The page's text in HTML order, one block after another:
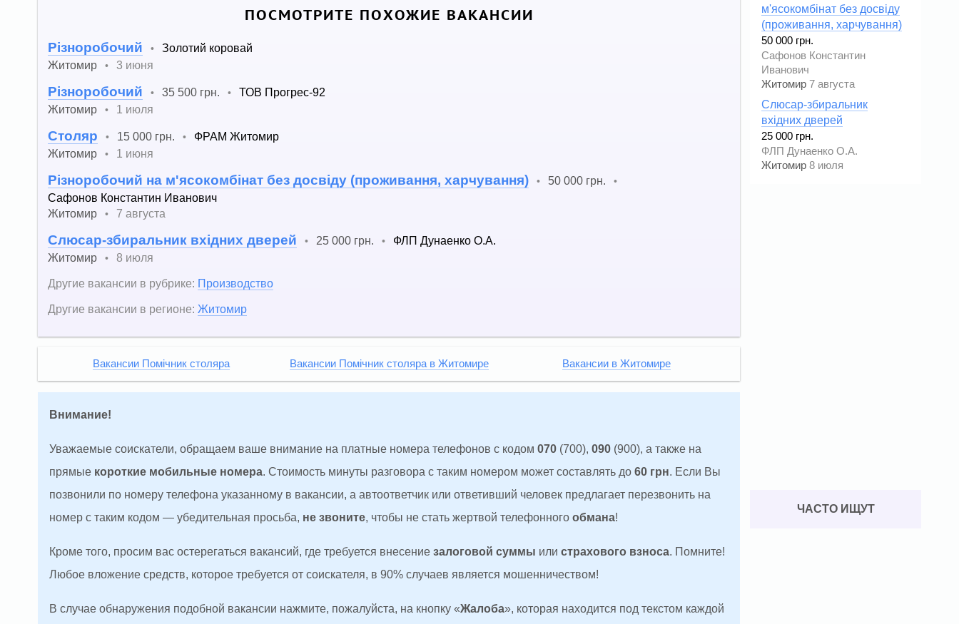
ПОСМОТРИТЕ ПОХОЖИЕ ВАКАНСИИ
Різноробочий •
Золотий коровай
Житомир
• 3 июня
Різноробочий • 35 500 грн. •
ТОВ Прогрес-92
Житомир
• 1 июля
Столяр • 15 000 грн. •
ФРАМ Житомир
Житомир
• 1 июня
Різноробочий на м'ясокомбінат без досвіду (проживання, харчування) • 50 000 грн. •
Сафонов Константин Иванович
Житомир
• 7 августа
Слюсар-збиральник вхідних дверей • 25 000 грн. •
ФЛП Дунаенко О.А.
Житомир
•
8 июля
Другие вакансии в рубрике: Производство
Другие вакансии в регионе: Житомир
Вакансии Помічник столяра Вакансии Помічник столяра в Житомире Вакансии в Житомире
Внимание!
Уважаемые соискатели, обращаем ваше внимание на платные номера телефонов с кодом 070 (700), 090 (900), а также на
прямые короткие мобильные номера. Стоимость минуты разговора с таким номером может составлять до 60 грн. Если Вы
позвонили по номеру телефона указанному в вакансии, а автоответчик или ответивший человек предлагает перезвонить на
номер с таким кодом — убедительная просьба, не звоните, чтобы не стать жертвой телефонного обмана!
Кроме того, просим вас остерегаться вакансий, где требуется внесение залоговой суммы или страхового взноса. Помните!
Любое вложение средств, которое требуется от соискателя, в 90% случаев является мошенничеством!
В случае обнаружения подобной вакансии нажмите, пожалуйста, на кнопку «Жалоба», которая находится под текстом каждой
м'ясокомбінат без досвіду
(проживання, харчування)
50 000 грн.
Сафонов Константин
Иванович
Житомир 7 августа
Слюсар-збиральник
вхідних дверей
25 000 грн.
ФЛП Дунаенко О.А.
Житомир 8 июля
ЧАСТО ИЩУТ